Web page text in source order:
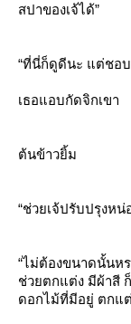
สปาของเจ้ได้”
“ที่นี่ก็ดูดีนะ แต่ชอ
เธอแอบกัดจิกเขา
ต้นข้าวยิ้ม
“ช่วยเจ้ปรับปรุงหน่
“ไม่ต้องขนาดนั้นห
ช่วยตกแต่ง มีผ้าสี
ดอกไม้ที่มีอยู่ ตกแต่